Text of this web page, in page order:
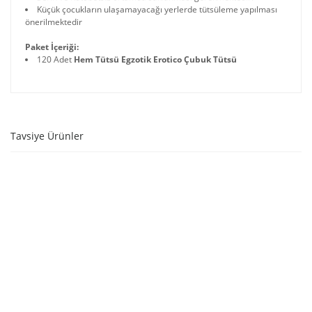
Küçük çocukların ulaşamayacağı yerlerde tütsüleme yapılması
önerilmektedir
Paket İçeriği:
120 Adet Hem Tütsü Egzotik Erotico Çubuk Tütsü
Tavsiye Ürünler